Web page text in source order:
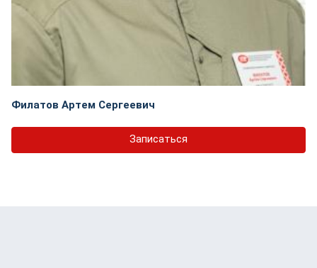
Филатов Артем Сергеевич
Записаться